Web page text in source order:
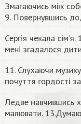
Змагаючись між
9. Повернувшись
Сергія чекала
мені згадалося
11. Слухаючи
почуття гордості
Ледве навчившись
малювати.